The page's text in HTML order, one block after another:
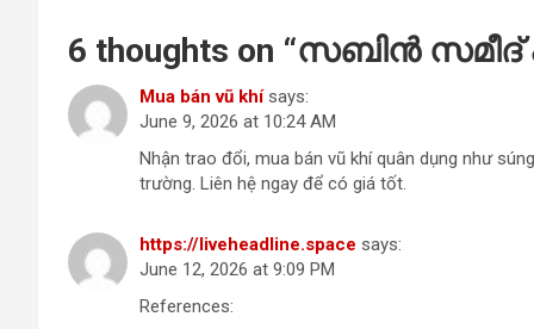
6 thoughts on “സ​ബി​ൻ സ​മീ​ദ്
Mua bán vũ khí says:
June 9, 2026 at 10:24 AM
Nhận trao đổi, mua bán vũ khí quân dụng như
trường. Liên hệ ngay để có giá tốt.
https://liveheadline.space says:
June 12, 2026 at 9:09 PM
References: